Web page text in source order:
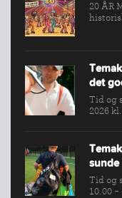
20 ÅR
det
Tid og
2026
Tid og
10.00